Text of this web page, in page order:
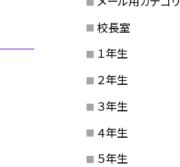
校長室
１年生
２年生
３年生
４年生
５年生